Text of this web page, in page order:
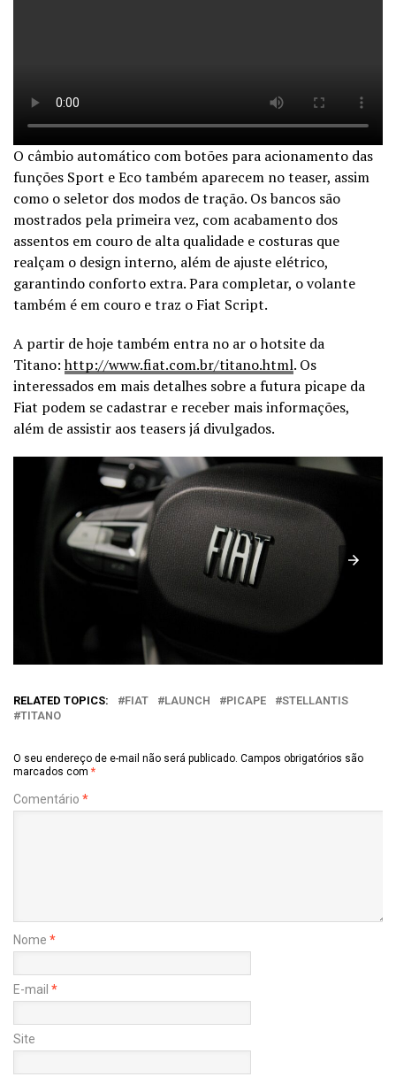
O câmbio automático com botões para acionamento das
funções Sport e Eco também aparecem no teaser, assim
como o seletor dos modos de tração. Os bancos são
mostrados pela primeira vez, com acabamento dos
assentos em couro de alta qualidade e costuras que
realçam o design interno, além de ajuste elétrico,
garantindo conforto extra. Para completar, o volante
também é em couro e traz o Fiat Script.
A partir de hoje também entra no ar o hotsite da
Titano:http://www.fiat.com.br/titano.html. Os
interessados em mais detalhes sobre a futura picape da
Fiat podem se cadastrar e receber mais informações,
além de assistir aos teasers já divulgados.
RELATED TOPICS: FIAT LAUNCH PICAPE
STELLANTIS
TITANO
O seu endereço de e-mail não será publicado. Campos obrigatórios são
marcados com *
Comentário *
Nome *
E-mail *
Site